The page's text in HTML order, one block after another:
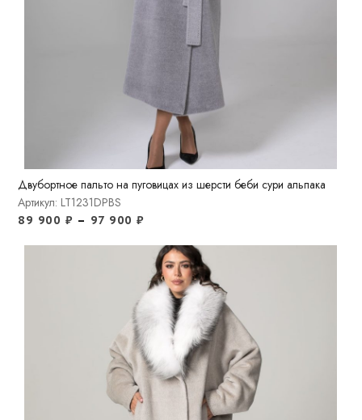
Двубортное пальто на пуговицах из шерсти беби сури альпака
Артикул: LT1231DPBS
89 900 ₽ – 97 900₽